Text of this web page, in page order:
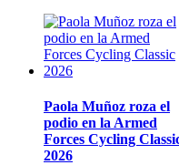
Paola Muñoz roza el
podio en la Armed
Forces Cycling
2026